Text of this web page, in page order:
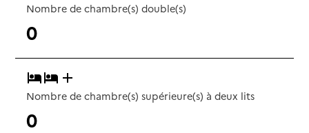
Nombre de chambre(s) double(s)
0
Nombre de chambre(s) supérieure(s) à deux lits
0